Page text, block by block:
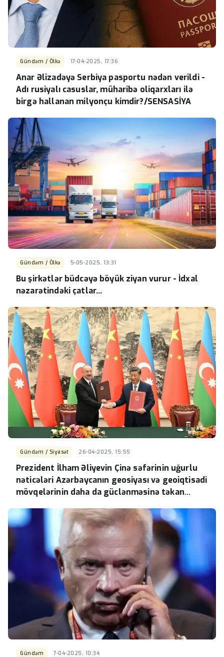
Gündəm / Ölkə 17-04-2025, 17:36
Anar Əlizadəyə Serbiya pasportu nədən verildi -
Adı rusiyalı casuslar, müharibə oliqarxları ilə
birgə hallanan milyonçu kimdir?/SENSASİYA
Gündəm / Ölkə 5-05-2025, 13:31
Bu şirkətlər büdcəyə böyük ziyan vurur - İdxal
nəzarətindəki çatlar...
Gündəm / Siyasət 26-04-2025, 15:55
Prezident İlham Əliyevin Çinə səfərinin uğurlu
nəticələri Azərbaycanın geosiyası və geoiqtisadi
mövqelərinin daha da güclənməsinə təkan
Gündəm 7-04-2025, 10:34